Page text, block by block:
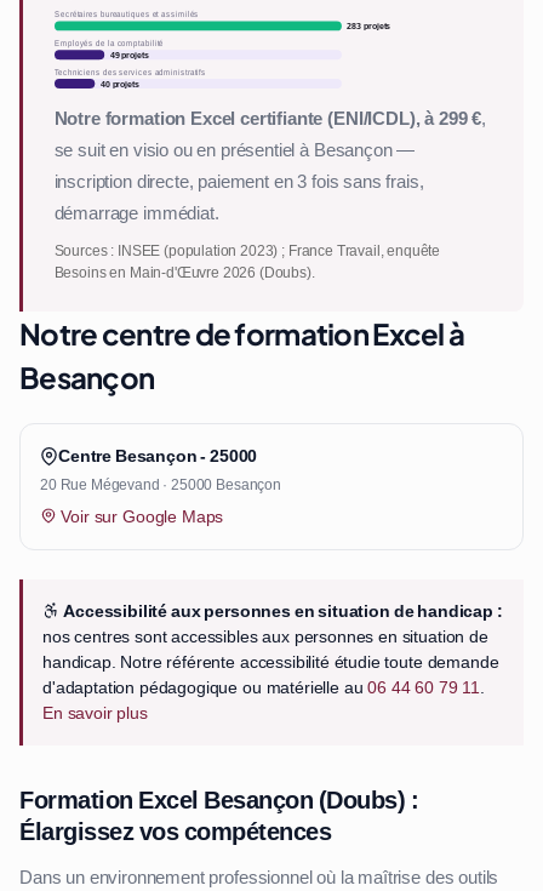
Secrétaires bureautiques et assimilés
283 projets
Employés de la comptabilité
49 projets
Techniciens des services administratifs
40 projets
Notre formation Excel certifiante (ENI/ICDL), à 299 €,
se suit en visio ou en présentiel à Besançon —
inscription directe, paiement en 3 fois sans frais,
démarrage immédiat.
Sources : INSEE (population 2023) ; France Travail, enquête
Besoins en Main-d'Œuvre 2026 (Doubs).
Notre centre de formation Excel à
Besançon
Centre Besançon - 25000
20 Rue Mégevand · 25000 Besançon
Voir sur Google Maps
Accessibilité aux personnes en situation de handicap :
nos centres sont accessibles aux personnes en situation de
handicap. Notre référente accessibilité étudie toute demande
d'adaptation pédagogique ou matérielle au06 44 60 79 11.
En savoir plus
Formation Excel Besançon (Doubs) :
Élargissez vos compétences
Dans un environnement professionnel où la maîtrise des outils